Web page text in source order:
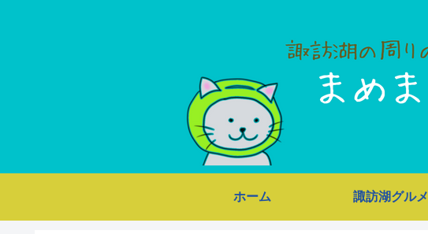
ホーム 諏訪湖グルメ